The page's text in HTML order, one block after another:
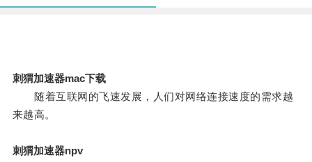
刺猬加速器mac下载
随着互联网的飞速发展，人们对网络连接速度的需求越
来越高。
刺猬加速器npv